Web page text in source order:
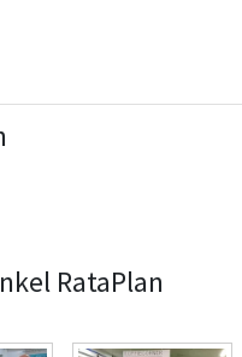
RataPlan